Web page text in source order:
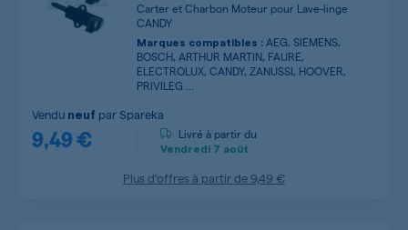
Carter et Charbon Moteur pour Lave-linge
CANDY
Marques compatibles : AEG, SIEMENS,
BOSCH, ARTHUR MARTIN, FAURE,
ELECTROLUX, CANDY, ZANUSSI, HOOVER,
PRIVILEG ...
9,49 €
Vendu neuf parSpareka
Livré à partir du
Vendredi 7 août
Plus d’offres à partir de 9,49 €